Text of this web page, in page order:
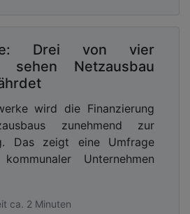
Drei von vier
sehen Netzausbau
wird die Finanzierung
zunehmend zur
Das zeigt eine Umfrage
Unternehmen
ca. 2 Minuten